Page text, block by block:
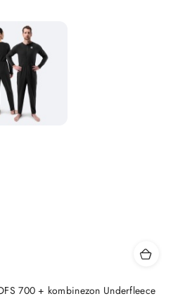
700 + kombinezon Underfleece